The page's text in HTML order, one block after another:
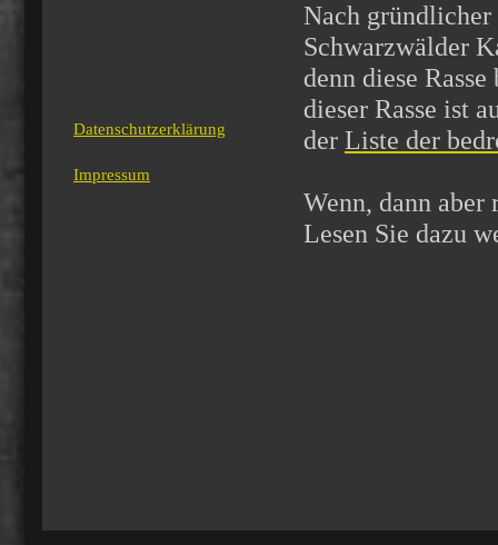
Datenschutzerklärung
Impressum
Nach
Schwarzwälder
denn diese
dieser Rasse ist
der Liste der
Wenn, dann
Lesen Sie dazu